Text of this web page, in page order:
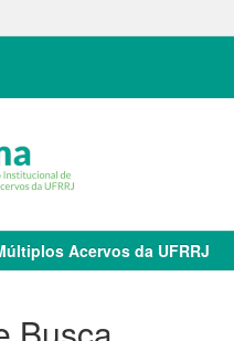
Acervos da UFRRJ